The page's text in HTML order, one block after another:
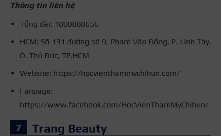
Thông tin liên hệ
Tổng đài: 1800888656
HCM: Số 131 đường số 9, Phạm Văn Đồng, P. Linh Tây,
Q. Thủ Đức, TP.HCM
Website: https://hocvienthammychihun.com/
Fanpage:
https://www.facebook.com/HocVienThamMyChihun/
Trang Beauty